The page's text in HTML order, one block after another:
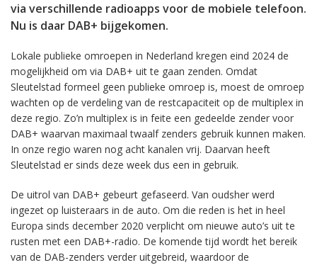
via verschillende radioapps voor de mobiele telefoon.
Nu is daar DAB+ bijgekomen.
Lokale publieke omroepen in Nederland kregen eind 2024 de
mogelijkheid om via DAB+ uit te gaan zenden. Omdat
Sleutelstad formeel geen publieke omroep is, moest de omroep
wachten op de verdeling van de restcapaciteit op de multiplex in
deze regio. Zo’n multiplex is in feite een gedeelde zender voor
DAB+ waarvan maximaal twaalf zenders gebruik kunnen maken.
In onze regio waren nog acht kanalen vrij. Daarvan heeft
Sleutelstad er sinds deze week dus een in gebruik.
De uitrol van DAB+ gebeurt gefaseerd. Van oudsher werd
ingezet op luisteraars in de auto. Om die reden is het in heel
Europa sinds december 2020 verplicht om nieuwe auto’s uit te
rusten met een DAB+-radio. De komende tijd wordt het bereik
van de DAB-zenders verder uitgebreid, waardoor de